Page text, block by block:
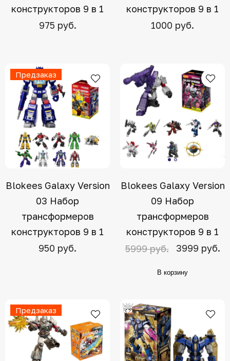
конструкторов 9 в 1
975 руб.
конструкторов 9 в 1
1000 руб.
Предзаказ
Blokees Galaxy Version
03 Набор
трансформеров
конструкторов 9 в 1
950 руб.
Blokees Galaxy Version
09 Набор
трансформеров
конструкторов 9 в 1
5999 руб.
3999 руб.
В корзину
Предзаказ